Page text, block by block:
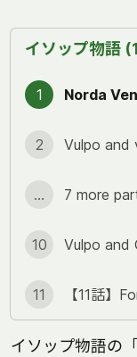
イソップ物語
1 Norda
2 Vulpo and
... 7 more
10 Vulpo and
11 【11話】
イソップ物語の